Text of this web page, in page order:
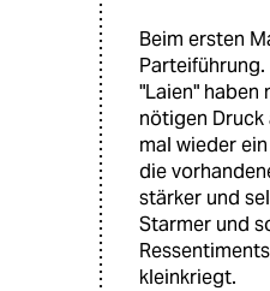
Beim ersten
"Laien" haben
nötigen Druck
mal wieder
die
stärker und
Starmer und
kleinkriegt.